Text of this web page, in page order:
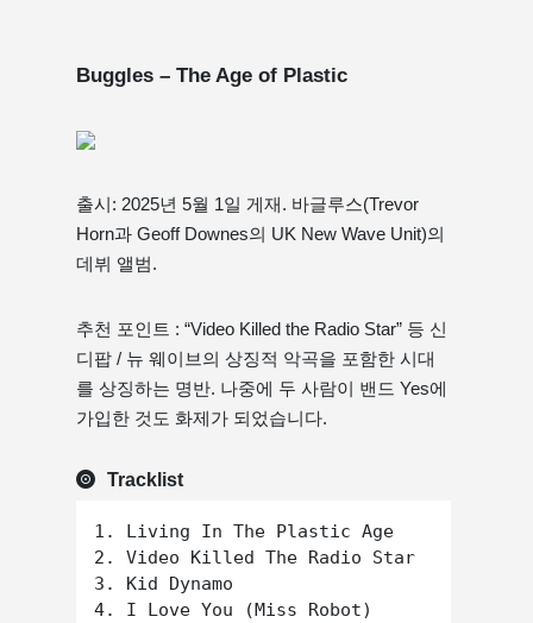
Buggles – The Age of Plastic
출시: 2025년 5월 1일 게재. 바글루스(Trevor
Horn과 Geoff Downes의 UK New Wave Unit)의
데뷔 앨범.
추천 포인트 : “Video Killed the Radio Star” 등 신
디팝 / 뉴 웨이브의 상징적 악곡을 포함한 시대
를 상징하는 명반. 나중에 두 사람이 밴드 Yes에
가입한 것도 화제가 되었습니다.
Tracklist
1. Living In The Plastic Age
2. Video Killed The Radio Star
3. Kid Dynamo
4. I Love You (Miss Robot)